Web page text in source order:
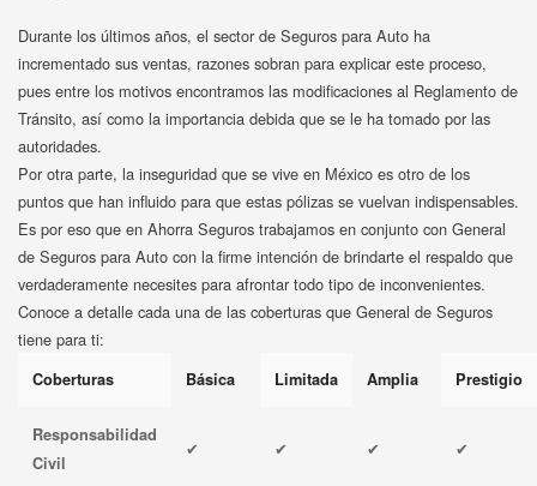
Durante los últimos años, el sector de Seguros para Auto ha
incrementado sus ventas, razones sobran para explicar este proceso,
pues entre los motivos encontramos las modificaciones al Reglamento de
Tránsito, así como la importancia debida que se le ha tomado por las
autoridades.
Por otra parte, la inseguridad que se vive en México es otro de los
puntos que han influido para que estas pólizas se vuelvan indispensables.
Es por eso que en Ahorra Seguros trabajamos en conjunto con General
de Seguros para Auto con la firme intención de brindarte el respaldo que
verdaderamente necesites para afrontar todo tipo de inconvenientes.
Conoce a detalle cada una de las coberturas que General de Seguros
tiene para ti:
Coberturas Básica Limitada Amplia Prestigio
Responsabilidad
Civil
✔ ✔ ✔ ✔